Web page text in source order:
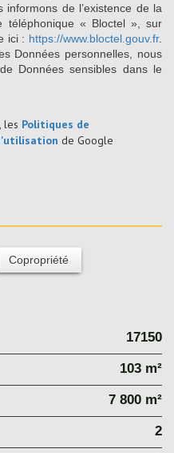
de l’existence de la
téléphonique « Bloctel », sur
ici : https://www.bloctel.gouv.fr.
Données personnelles, nous
Données sensibles dans le
les Politiques de
de Google
Copropriété
17150
103 m²
7 800 m²
2